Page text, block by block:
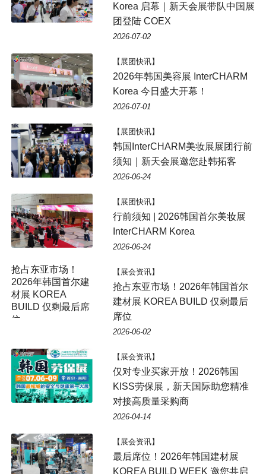
Korea 启幕｜新天会展带队中国展
团登陆 COEX
2026-07-02
【展团快讯】
2026年韩国美容展 InterCHARM
Korea 今日盛大开幕！
2026-07-01
【展团快讯】
韩国InterCHARM美妆展展团行前
须知｜新天会展邀您赴韩拓客
2026-06-24
【展团快讯】
行前须知 | 2026韩国首尔美妆展
InterCHARM Korea
2026-06-24
【展会资讯】
抢占东亚市场！2026年韩国首尔
建材展 KOREA BUILD 仅剩最后
席位
2026-06-02
【展会资讯】
仅对专业买家开放！2026韩国
KISS劳保展，新天国际助您精准
对接高质量采购商
2026-04-14
【展会资讯】
最后席位！2026年韩国建材展
KOREA BUILD WEEK 邀您共启